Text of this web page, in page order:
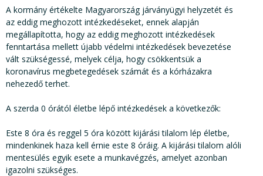
A kormány értékelte Magyarország járványügyi helyzetét és
az eddig meghozott intézkedéseket, ennek alapján
megállapította, hogy az eddig meghozott intézkedések
fenntartása mellett újabb védelmi intézkedések bevezetése
vált szükségessé, melyek célja, hogy csökkentsük a
koronavírus megbetegedések számát és a kórházakra
nehezedő terhet.
A szerda 0 órától életbe lépő intézkedések a következők:
Este 8 óra és reggel 5 óra között kijárási tilalom lép életbe,
mindenkinek haza kell érnie este 8 óráig. A kijárási tilalom alóli
mentesülés egyik esete a munkavégzés, amelyet azonban
igazolni szükséges.